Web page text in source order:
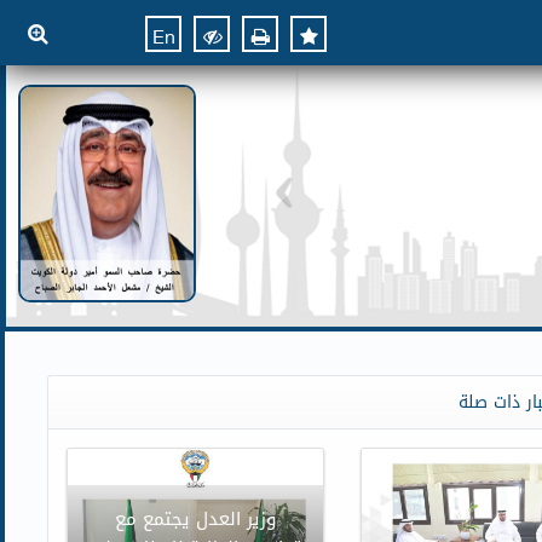
En
ذات صلة
وزير العدل يجتمع مع